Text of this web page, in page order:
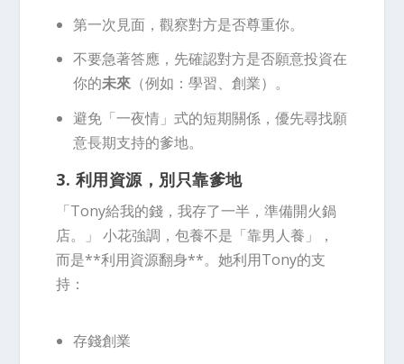
第一次見面，觀察對方是否尊重你。
不要急著答應，先確認對方是否願意投資在
你的未來（例如：學習、創業）。
避免「一夜情」式的短期關係，優先尋找願
意長期支持的爹地。
3. 利用資源，別只靠爹地
「Tony給我的錢，我存了一半，準備開火鍋
店。」 小花強調，包養不是「靠男人養」，
而是**利用資源翻身**。她利用Tony的支
持：
存錢創業